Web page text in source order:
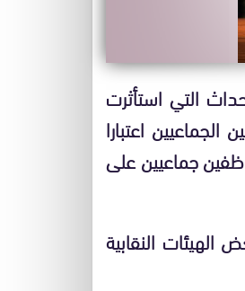
التي استأثرت
اعتبارا
جماعيين على
النقابية